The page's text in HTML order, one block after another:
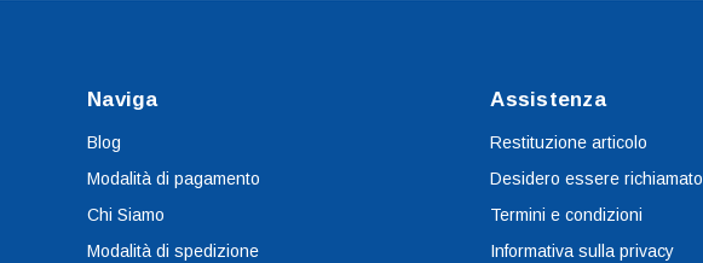
Naviga
Blog
Modalità di pagamento
Chi Siamo
Modalità di spedizione
Assistenza
Restituzione articolo
Desidero essere richiamato
Termini e condizioni
Informativa sulla privacy